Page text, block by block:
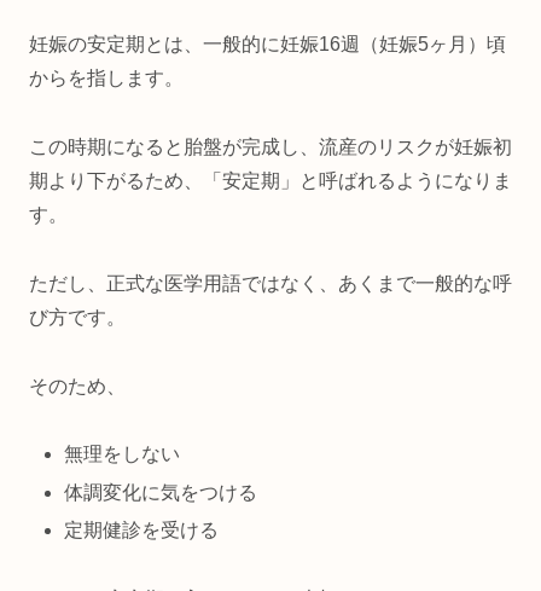
妊娠の安定期とは、一般的に妊娠16週（妊娠5ヶ月）頃
からを指します。
この時期になると胎盤が完成し、流産のリスクが妊娠初
期より下がるため、「安定期」と呼ばれるようになりま
す。
ただし、正式な医学用語ではなく、あくまで一般的な呼
び方です。
そのため、
無理をしない
体調変化に気をつける
定期健診を受ける